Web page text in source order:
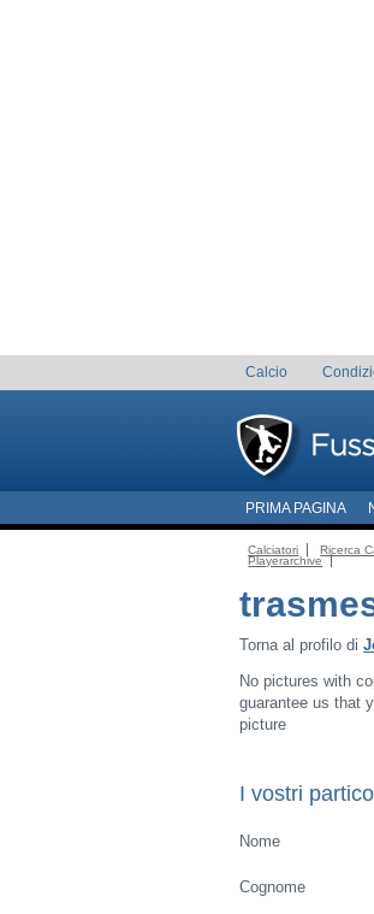
Calcio
PRIMA PAGINA
Calciatori Ricerca
Playerarchive
Torna al profilo di
No pictures with
guarantee us that
picture
I vostri
Nome
Cognome